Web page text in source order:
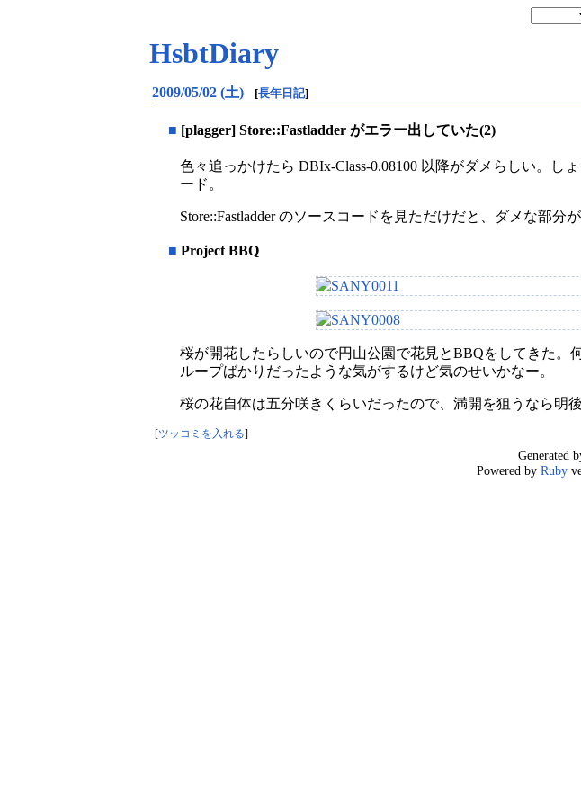
HsbtDiary
2009/05/02 (土) [長年日記]
■ [plagger] Store::Fastladder がエラー出していた(2)
色々追っかけたら DBIx-Class-0.08100 以降がダメらしい。し
ード。
Store::Fastladder のソースコードを見ただけだと、ダメな部
■ Project BBQ
桜が開花したらしいので円山公園で花見とBBQをしてきた
ループばかりだったような気がするけど気のせいかなー。
桜の花自体は五分咲きくらいだったので、満開を狙うなら明
ツッコミを入れる
Generated
Powered by Ruby